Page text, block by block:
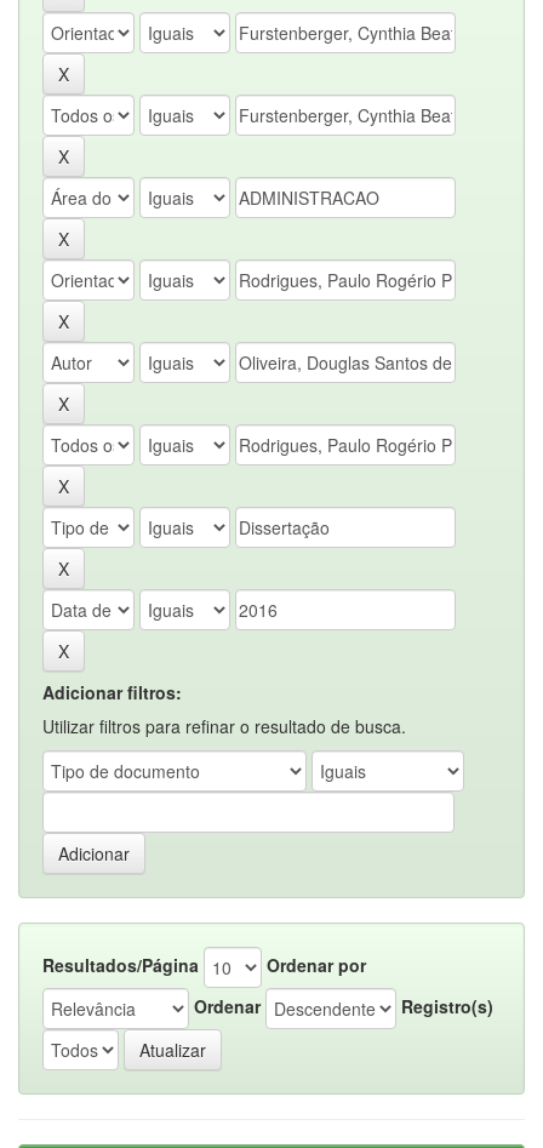
Adicionar filtros:
Utilizar filtros para refinar o resultado de busca.
Resultados/Página
Ordenar por
Ordenar
Registro(s)